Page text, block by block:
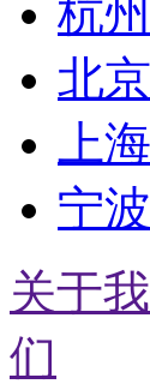
杭
北
上
宁
关于
们